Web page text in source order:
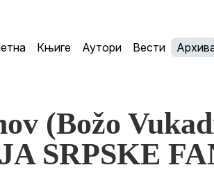
Књиге Аутори Вести
(Božo
SRPSKE